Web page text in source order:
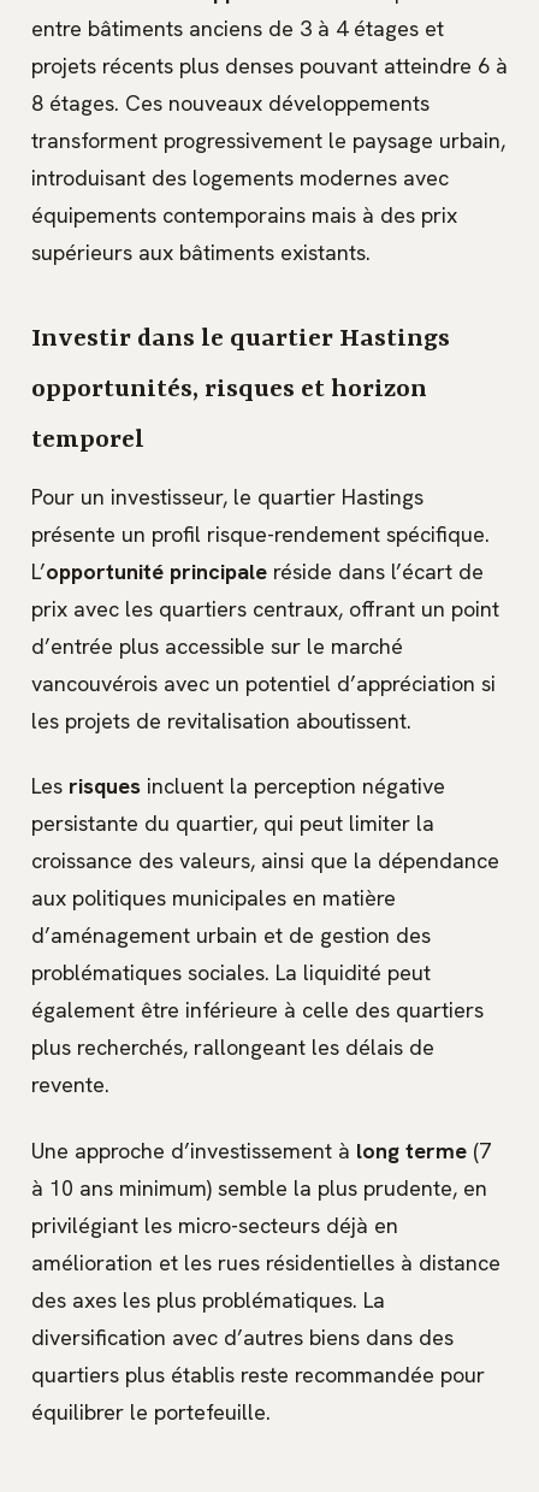
entre bâtiments anciens de 3 à 4 étages et
projets récents plus denses pouvant atteindre 6 à
8 étages. Ces nouveaux développements
transforment progressivement le paysage urbain,
introduisant des logements modernes avec
équipements contemporains mais à des prix
supérieurs aux bâtiments existants.
Investir dans le quartier Hastings
opportunités, risques et horizon
temporel
Pour un investisseur, le quartier Hastings
présente un profil risque-rendement spécifique.
L’opportunité principale réside dans l’écart de
prix avec les quartiers centraux, offrant un point
d’entrée plus accessible sur le marché
vancouvérois avec un potentiel d’appréciation si
les projets de revitalisation aboutissent.
Les risques incluent la perception négative
persistante du quartier, qui peut limiter la
croissance des valeurs, ainsi que la dépendance
aux politiques municipales en matière
d’aménagement urbain et de gestion des
problématiques sociales. La liquidité peut
également être inférieure à celle des quartiers
plus recherchés, rallongeant les délais de
revente.
Une approche d’investissement à long terme (7
à 10 ans minimum) semble la plus prudente, en
privilégiant les micro-secteurs déjà en
amélioration et les rues résidentielles à distance
des axes les plus problématiques. La
diversification avec d’autres biens dans des
quartiers plus établis reste recommandée pour
équilibrer le portefeuille.